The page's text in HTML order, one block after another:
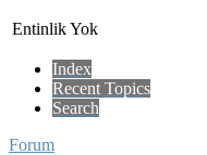
Entinlik Yok
Index
Recent Topics
Search
Forum